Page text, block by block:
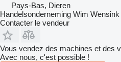
Pays-Bas, Dieren
Handelsonderneming Wim
Contacter le vendeur
Vous vendez des machines et des
Avec nous, c'est possible !